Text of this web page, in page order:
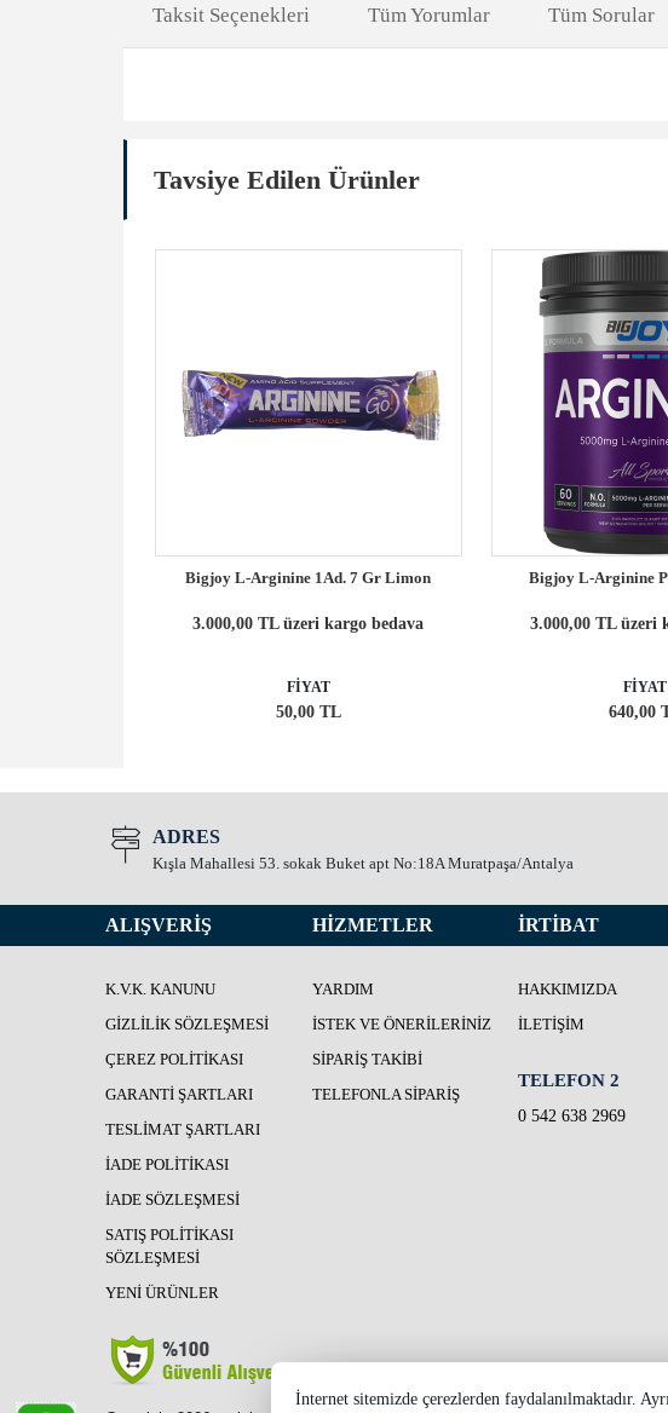
Taksit Seçenekleri Tüm Yorumlar Tüm Sorular
Tavsiye Edilen Ürünler
Bigjoy L-Arginine 1Ad. 7 Gr Limon
3.000,00 TL üzeri kargo bedava
FİYAT
50,00 TL
Bigjoy L-Arginine
3.000,00 TL üzeri
FİYAT
640,00
ADRES
Kışla Mahallesi 53. sokak Buket apt No:18A Muratpaşa/Antalya
ALIŞVERİŞ
K.V.K. KANUNU
GIZLILIK SÖZLEŞMESI
ÇEREZ POLITIKASI
GARANTI ŞARTLARI
TESLIMAT ŞARTLARI
İADE POLITIKASI
İADE SÖZLEŞMESI
SATIŞ POLITIKASI
SÖZLEŞMESI
YENI ÜRÜNLER
HİZMETLER
YARDIM
İSTEK VE ÖNERILERINIZ
SIPARIŞ TAKIBI
TELEFONLA SIPARIŞ
İRTİBAT
HAKKIMIZDA
İLETIŞIM
TELEFON 2
0 542 638 2969
İnternet sitemizde çerezlerden faydalanılmaktadır.